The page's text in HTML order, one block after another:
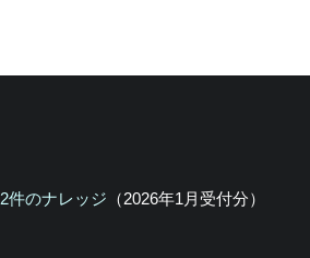
2件のナレッジ （2026年1月受付分）